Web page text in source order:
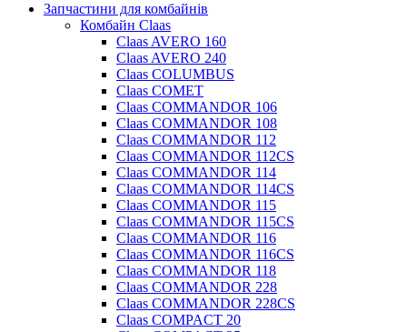
Запчастини для комбайнів
Комбайн Claas
Claas AVERO 160
Claas AVERO 240
Claas COLUMBUS
Claas COMET
Claas COMMANDOR 106
Claas COMMANDOR 108
Claas COMMANDOR 112
Claas COMMANDOR 112CS
Claas COMMANDOR 114
Claas COMMANDOR 114CS
Claas COMMANDOR 115
Claas COMMANDOR 115CS
Claas COMMANDOR 116
Claas COMMANDOR 116CS
Claas COMMANDOR 118
Claas COMMANDOR 228
Claas COMMANDOR 228CS
Claas COMPACT 20